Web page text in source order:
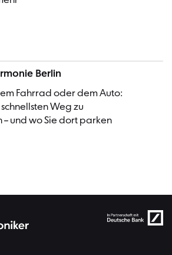
Berlin
Fahrrad oder dem Auto:
Weg zu
– und wo Sie dort parken